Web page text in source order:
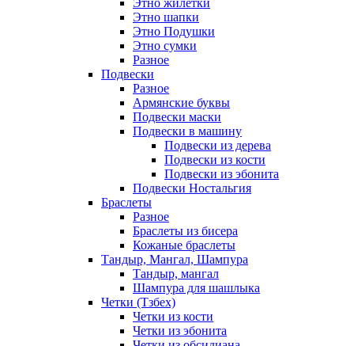
Этно жилетки
Этно шапки
Этно Подушки
Этно сумки
Разное
Подвески
Разное
Армянские буквы
Подвески маски
Подвески в машину
Подвески из дерева
Подвески из кости
Подвески из эбонита
Подвески Ностальгия
Браслеты
Разное
Браслеты из бисера
Кожаные браслеты
Тандыр, Мангал, Шампура
Тандыр, мангал
Шампура для шашлыка
Четки (Тзбех)
Четки из кости
Четки из эбонита